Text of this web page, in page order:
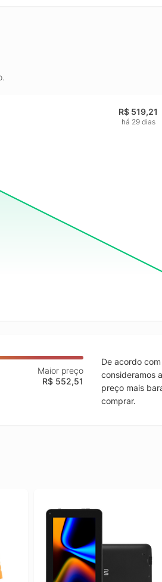
R$ 519,21
há 29 dias
Maior preço
R$ 552,51
De acordo
consideramos
preço mais
comprar.